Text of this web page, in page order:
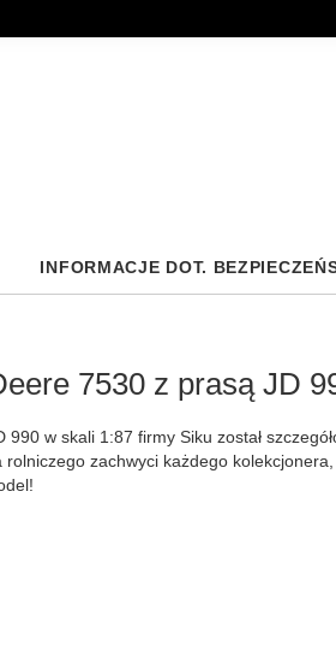
7530 z prasą JD
w skali 1:87 firmy Siku został
zachwyci każdego
INFORMACJE DOT.